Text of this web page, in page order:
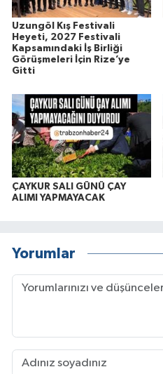
Uzungöl Kış Festivali
Heyeti, 2027 Festivali
Kapsamındaki İş Birliği
Görüşmeleri İçin Rize’ye
Gitti
ÇAYKUR SALI GÜNÜ ÇAY
ALIMI YAPMAYACAK
Yorumlar